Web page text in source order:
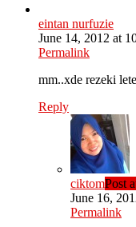
eintan nurfuzie
June 14, 2012 at
Permalink
mm..xde rezeki
Reply
ciktomPost
June 16,
Permalink